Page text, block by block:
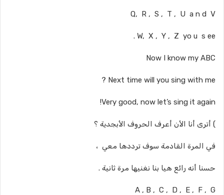
Q, R , S , T , U a n d V
W, X , Y , Z yo u s ee .
Now I know my ABC
Next time will you sing with me ?
Very good, now let’s sing it again!
) أترى أنا الأن أعرف الحروف الأبجدية ؟
في المرة القادمة سوف ترددها معي ،
حسنا أنه رائع هيا بنا نغنيها مرة ثانية .
A , B , C , D , E , F , G